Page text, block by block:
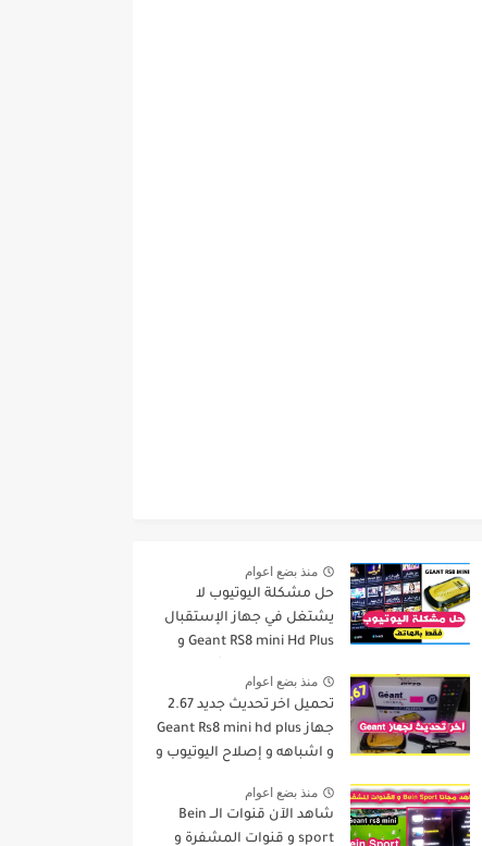
منذ بضع اعوام
حل مشكلة اليوتيوب لا
يشتغل في جهاز الإستقبال
Geant RS8 mini Hd Plus و
منذ بضع اعوام
تحميل اخر تحديث جديد 2.67
جهاز Geant Rs8 mini hd plus
و اشباهه و إصلاح اليوتيوب و
Jour GN
منذ بضع اعوام
شاهد الآن قنوات الــ Bein
sport و قنوات المشفرة و